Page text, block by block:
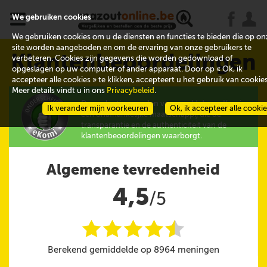
x
Klantenbeoordelingen
De evaluaties worden verzameld door eKomi,
een onafhankelijke maatschappij die de
transparantie en de authenticiteit van de
klantenbeoordelingen waarborgt.
Algemene tevredenheid
4,5/5
iiiii
@
Berekend gemiddelde op 8964 meningen
We gebruiken cookies
We gebruiken cookies om u de diensten en functies te bieden die op
site worden aangeboden en om de ervaring van onze gebruikers te
verbeteren. Cookies zijn gegevens die worden gedownload of
opgeslagen op uw computer of ander apparaat. Door op « Ok, ik
accepteer alle cookies » te klikken, accepteert u het gebruik van
Meer details vindt u in ons Privacybeleid .
Ok, ik accepteer alle
Ik verander mijn voorkeuren